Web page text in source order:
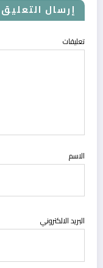
إرسال التعليق
تعليقات
الاسم
البريد الالكتروني